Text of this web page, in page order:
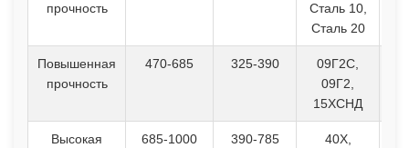
прочность
Сталь 10,
Сталь 20
Повышенная
прочность
470-685 325-390
09Г2С,
09Г2,
15ХСНД
Высокая
685-1000 390-785
40Х,